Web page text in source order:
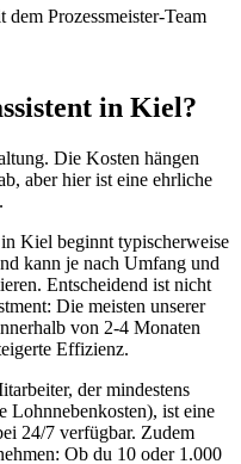
Prozessmeister-Team
in Kiel?
Die Kosten hängen
aber hier ist eine ehrliche
in Kiel beginnt typischerweise
kann je nach Umfang und
Entscheidend ist nicht
Die meisten unserer
von 2-4 Monaten
Effizienz.
der mindestens
Lohnnebenkosten), ist eine
24/7 verfügbar. Zudem
Ob du 10 oder 1.000